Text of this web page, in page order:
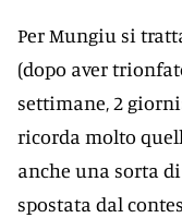
Per Mungiu si
(dopo aver
settimane, 2
ricorda molto
anche una sorta di
spostata dal